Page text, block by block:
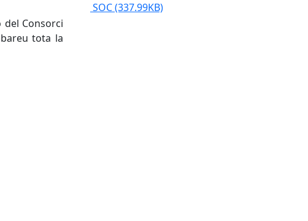
Consorci
tota la
SOC(337.99KB)